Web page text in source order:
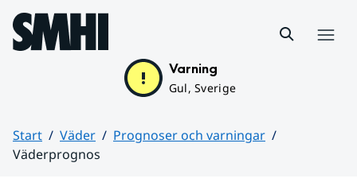
Hoppa till sidans innehåll
Varning
Gul, Sverige
Start Väder
Prognoser och varningar
Väderprognos